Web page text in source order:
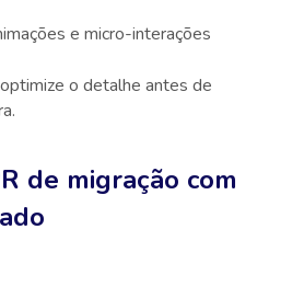
e micro-interações
o detalhe antes de
de migração com